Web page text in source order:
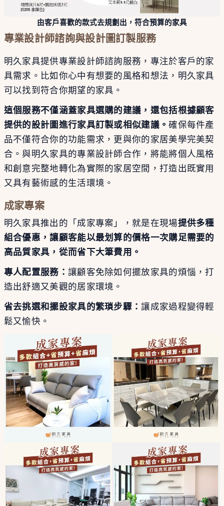
由客戶喜歡的款式去規劃出，符合預算的家具
專業設計師諮詢與設計圖訂製服務
明久家具提供專業設計師諮詢服務，專注於客戶的家
具需求。比如你心中有想要的風格和想法，明久家具
可以找到符合你期望的家具。
這個服務不僅涵蓋家具選購的建議，還包括根據顧客
提供的設計圖進行家具訂製或相似建議。確保每件產
品不僅符合你的功能需求，更與你的家居美學完美契
合。與明久家具的專業設計師合作，將能將個人風格
和創意完整地轉化為實際的家居空間，打造出既實用
又具有藝術感的生活環境。
成家專案
明久家具推出的「成家專案」，就是在現場提供多種
組合優惠，讓顧客能以最划算的價格一次購足需要的
高品質家具，從而省下大筆費用。
專人配置服務： 讓顧客免除如何擺放家具的煩惱，打
造出舒適又美觀的居家環境。
省去挑選和擺設家具的繁瑣步驟：讓成家過程變得輕
鬆又愉快。